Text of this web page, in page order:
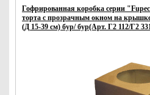
Гофрированная коробка серии
торта с прозрачным окном на
(Д 15-39 см) бур/ бур(Арт. Г2 112/Г2